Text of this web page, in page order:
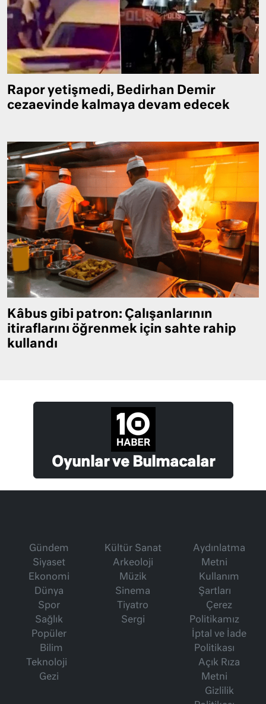
Rapor yetişmedi, Bedirhan Demir
cezaevinde kalmaya devam edecek
Kâbus gibi patron: Çalışanlarının
itiraflarını öğrenmek için sahte rahip
kullandı
Oyunlar ve Bulmacalar
Gündem
Siyaset
Ekonomi
Dünya
Spor
Sağlık
Popüler
Bilim
Teknoloji
Gezi
Kültür Sanat
Arkeoloji
Müzik
Sinema
Tiyatro
Sergi
Aydınlatma
Metni
Kullanım
Şartları
Çerez
Politikamız
İptal ve İade
Politikası
Açık Rıza
Metni
Gizlilik